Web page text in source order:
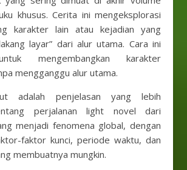
khusus. Cerita ini mengeksplorasi
karakter lain atau kejadian yang
layar” dari alur utama. Cara ini
mengembangkan karakter
mengganggu alur utama.
adalah penjelasan yang lebih
perjalanan light novel dari
menjadi fenomena global, dengan
faktor kunci, periode waktu, dan
membuatnya mungkin.